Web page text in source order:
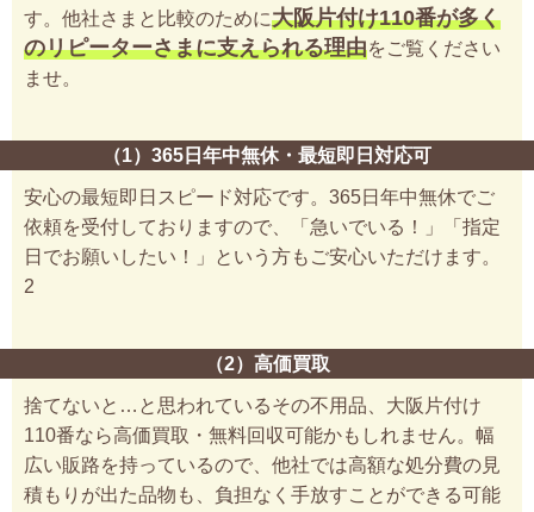
す。他社さまと比較のために大阪片付け110番が多く
のリピーターさまに支えられる理由をご覧ください
ませ。
（1）365日年中無休・最短即日対応可
安心の最短即日スピード対応です。365日年中無休でご
依頼を受付しておりますので、「急いでいる！」「指定
日でお願いしたい！」という方もご安心いただけます。
2
（2）高価買取
捨てないと…と思われているその不用品、大阪片付け
110番なら高価買取・無料回収可能かもしれません。幅
広い販路を持っているので、他社では高額な処分費の見
積もりが出た品物も、負担なく手放すことができる可能